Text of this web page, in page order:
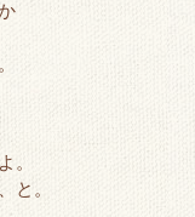
。
と。